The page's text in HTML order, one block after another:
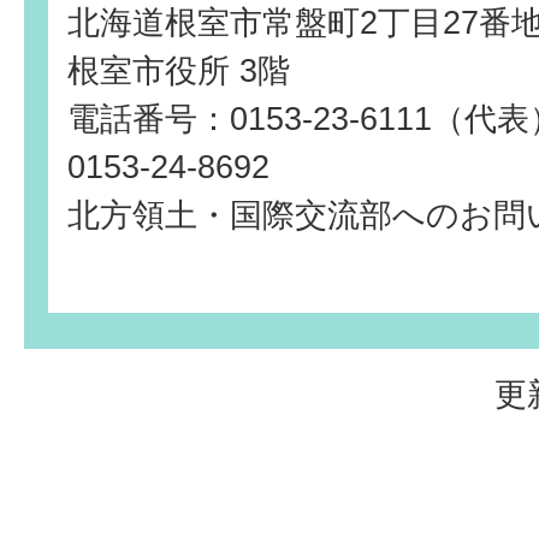
北海道根室市常盤町2丁目27番
根室市役所 3階
電話番号：0153-23-6111（代
0153-24-8692
北方領土・国際交流部へのお問
更